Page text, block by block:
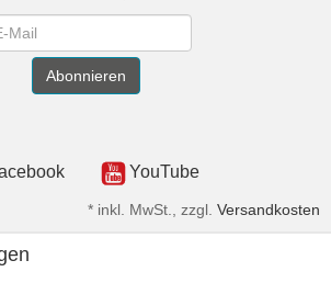
Abonnieren
YouTube
* inkl. MwSt., zzgl. Versandkosten